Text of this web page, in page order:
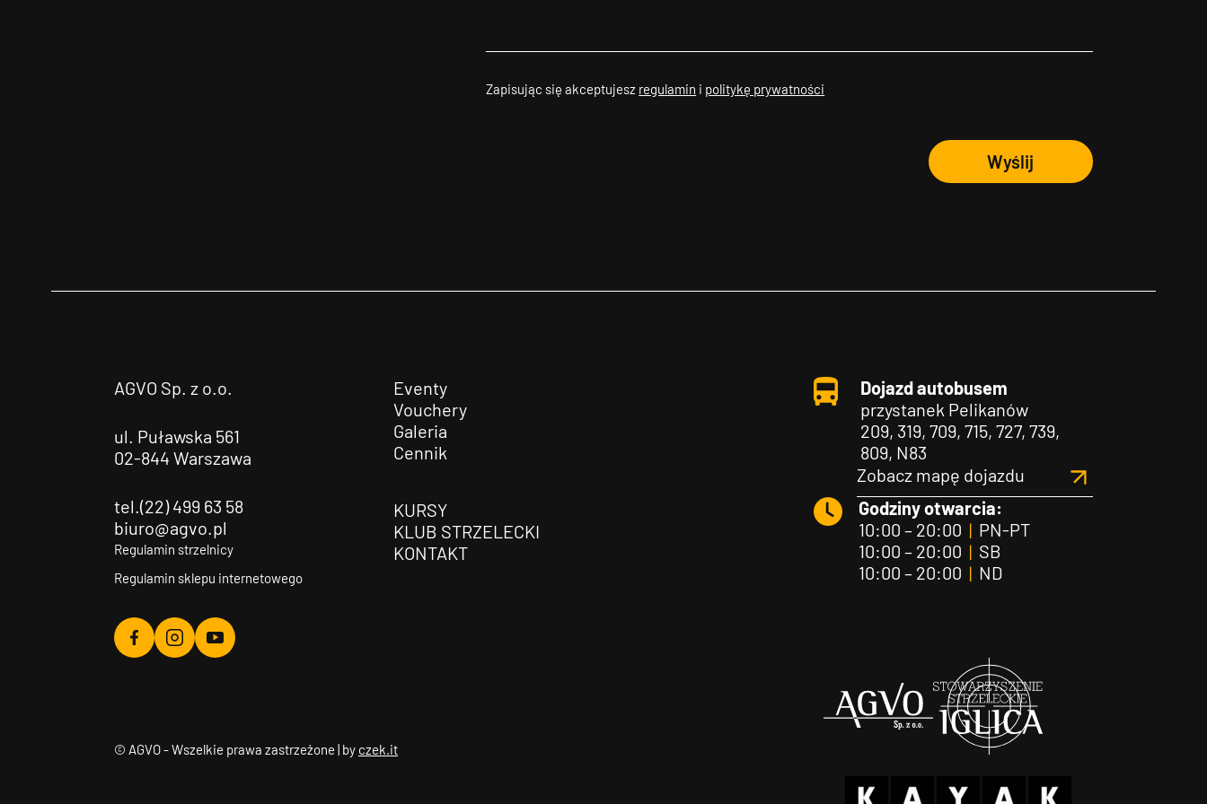
Zapisując się akceptujesz regulamin i politykę prywatności
Wyślij
AGVO Sp. z o.o.
ul. Puławska 561
02-844 Warszawa
tel.(22) 499 63 58
biuro@agvo.pl
Regulamin strzelnicy
Regulamin sklepu internetowego
Agvo
Agvo
Agvo
Eventy
Vouchery
Galeria
Cennik
KURSY
KLUB STRZELECKI
KONTAKT
Dojazd autobusem
przystanek Pelikanów
209, 319, 709, 715, 727, 739,
809, N83
Zobacz mapę dojazdu
Godziny otwarcia:
10:00 – 20:00 |PN-PT
10:00 – 20:00 |SB
10:00 – 20:00 |ND
© AGVO - Wszelkie prawa zastrzeżone | by czek.it
Agvo Iglica